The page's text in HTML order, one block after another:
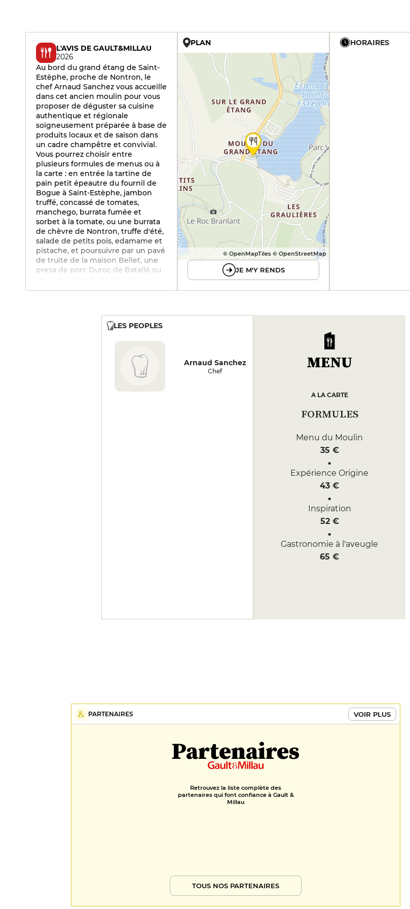
L'AVIS DE GAULT&MILLAU
2026
Au bord du grand étang de Saint-
Estèphe, proche de Nontron, le
chef Arnaud Sanchez vous accueille
dans cet ancien moulin pour vous
proposer de déguster sa cuisine
authentique et régionale
soigneusement préparée à base de
produits locaux et de saison dans
un cadre champêtre et convivial.
Vous pourrez choisir entre
plusieurs formules de menus ou à
la carte : en entrée la tartine de
pain petit épeautre du fournil de
Bogue à Saint-Estèphe, jambon
truffé, concassé de tomates,
manchego, burrata fumée et
sorbet à la tomate, ou une burrata
de chèvre de Nontron, truffe d'été,
salade de petits pois, edamame et
pistache, et poursuivre par un pavé
de truite de la maison Bellet, une
presa de porc Duroc de Batallé ou
déclinaison de carottes et oignons,
oublier la panna cotta et crumble
aux agrumes ou le fondant au
Estèphe et speculoos. Cave variée
PLAN
© OpenMapTiles © OpenStreetMap
JE M'Y RENDS
HORAIRES
LES PEOPLES
Arnaud Sanchez
Chef MENU
A LA CARTE
FORMULES
Menu du Moulin
35 €
Expérience Origine
43 €
Inspiration
52 €
Gastronomie à l'aveugle
65 €
PARTENAIRES VOIR PLUS
Partenaires
Retrouvez la liste complète des
partenaires qui font confiance à Gault &
Millau
TOUS NOS PARTENAIRES